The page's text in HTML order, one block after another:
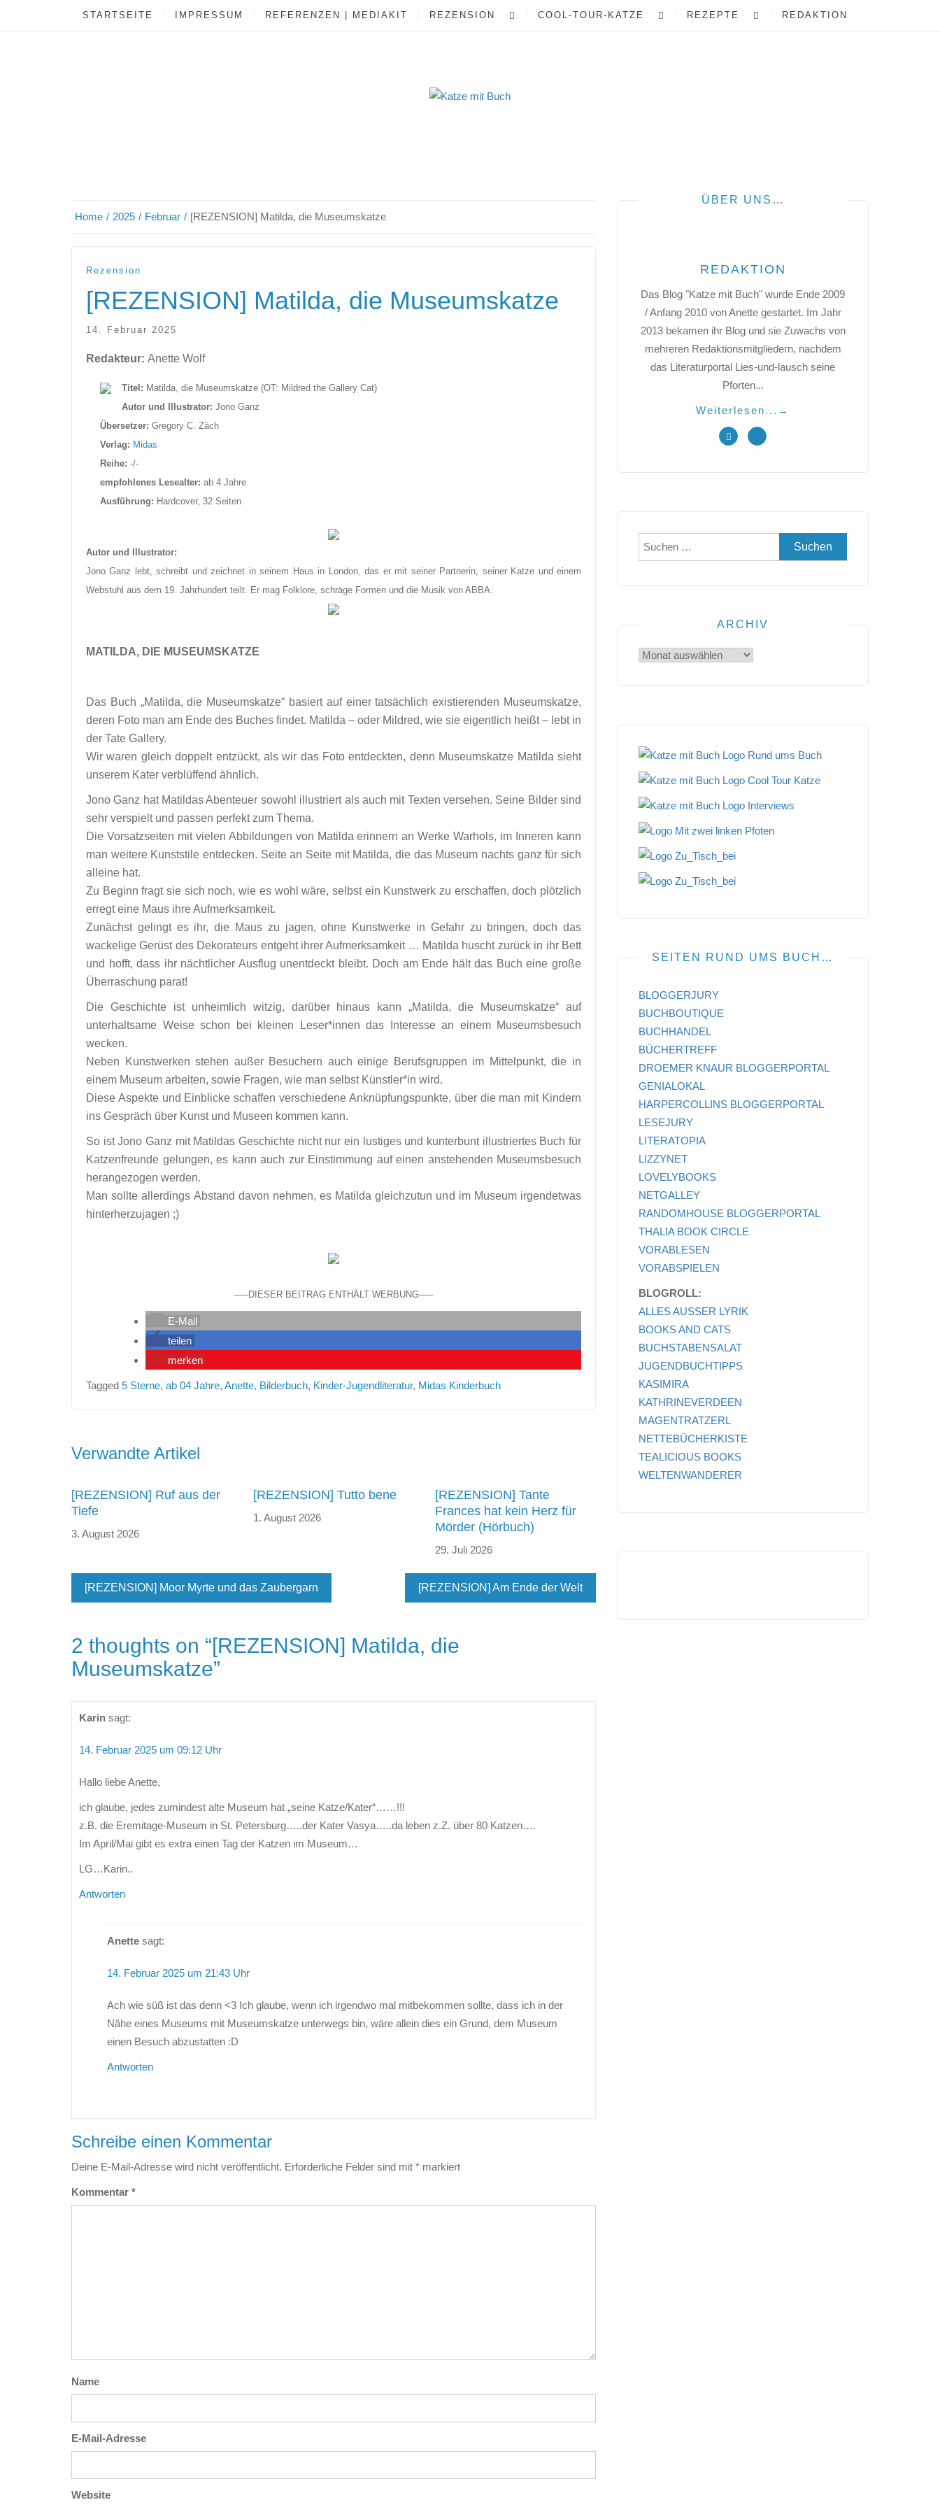
STARTSEITE IMPRESSUM REFERENZEN | MEDIAKIT REZENSION COOL-TOUR-KATZE REZEPTE REDAKTION
Home 2025 Februar [REZENSION] Matilda, die Museumskatze
Rezension
[REZENSION] Matilda, die Museumskatze
14. Februar 2025
Redakteur: Anette Wolf
Titel: Matilda, die Museumskatze (OT: Mildred the Gallery Cat)
Autor und
Illustrator: Jono Ganz
Übersetzer: Gregory C. Zäch
Verlag: Midas
Reihe: -/-
empfohlenes Lesealter: ab 4 Jahre
Ausführung: Hardcover, 32 Seiten
Autor und Illustrator:
Jono Ganz lebt, schreibt und zeichnet in seinem Haus in London, das er mit seiner Partnerin, seiner Katze und einem
Webstuhl aus dem 19. Jahrhundert teilt. Er mag Folklore, schräge Formen und die Musik von ABBA.
MATILDA, DIE MUSEUMSKATZE
Das Buch „Matilda, die Museumskatze“ basiert auf einer tatsächlich existierenden Museumskatze,
deren Foto man am Ende des Buches findet. Matilda – oder Mildred, wie sie eigentlich heißt – lebt in
der Tate Gallery.
Wir waren gleich doppelt entzückt, als wir das Foto entdeckten, denn Museumskatze Matilda sieht
unserem Kater verblüffend ähnlich.
Jono Ganz hat Matildas Abenteuer sowohl illustriert als auch mit Texten versehen. Seine Bilder sind
sehr verspielt und passen perfekt zum Thema.
Die Vorsatzseiten mit vielen Abbildungen von Matilda erinnern an Werke Warhols, im Inneren kann
man weitere Kunststile entdecken. Seite an Seite mit Matilda, die das Museum nachts ganz für sich
alleine hat.
Zu Beginn fragt sie sich noch, wie es wohl wäre, selbst ein Kunstwerk zu erschaffen, doch plötzlich
erregt eine Maus ihre Aufmerksamkeit.
Zunächst gelingt es ihr, die Maus zu jagen, ohne Kunstwerke in Gefahr zu bringen, doch das
wackelige Gerüst des Dekorateurs entgeht ihrer Aufmerksamkeit … Matilda huscht zurück in ihr Bett
und hofft, dass ihr nächtlicher Ausflug unentdeckt bleibt. Doch am Ende hält das Buch eine große
Überraschung parat!
Die Geschichte ist unheimlich witzig, darüber hinaus kann „Matilda, die Museumskatze“ auf
unterhaltsame Weise schon bei kleinen Leser*innen das Interesse an einem Museumsbesuch
wecken.
Neben Kunstwerken stehen außer Besuchern auch einige Berufsgruppen im Mittelpunkt, die in
einem Museum arbeiten, sowie Fragen, wie man selbst Künstler*in wird.
Diese Aspekte und Einblicke schaffen verschiedene Anknüpfungspunkte, über die man mit Kindern
ins Gespräch über Kunst und Museen kommen kann.
So ist Jono Ganz mit Matildas Geschichte nicht nur ein lustiges und kunterbunt illustriertes Buch für
Katzenfreunde gelungen, es kann auch zur Einstimmung auf einen anstehenden Museumsbesuch
herangezogen werden.
Man sollte allerdings Abstand davon nehmen, es Matilda gleichzutun und im Museum irgendetwas
hinterherzujagen ;)
—–DIESER BEITRAG ENTHÄLT WERBUNG—–
E-Mail
teilen
merken
Tagged 5 Sterne, ab 04 Jahre, Anette, Bilderbuch, Kinder-Jugendliteratur, Midas Kinderbuch
Verwandte Artikel
[REZENSION] Ruf aus der
Tiefe
3. August 2026
[REZENSION] Tutto bene
1. August 2026
[REZENSION] Tante
Frances hat kein Herz für
Mörder (Hörbuch)
29. Juli 2026
Beitragsnavigation
[REZENSION] Moor Myrte und das Zaubergarn [REZENSION] Am Ende der Welt
2 thoughts on “[REZENSION] Matilda, die
Museumskatze”
Karin sagt:
14. Februar 2025 um 09:12 Uhr
Hallo liebe Anette,
ich glaube, jedes zumindest alte Museum hat „seine Katze/Kater“……!!!
z.B. die Eremitage-Museum in St. Petersburg…..der Kater Vasya…..da leben z.Z. über 80 Katzen….
Im April/Mai gibt es extra einen Tag der Katzen im Museum…
LG…Karin..
Antworten
Anette sagt:
14. Februar 2025 um 21:43 Uhr
Ach wie süß ist das denn <3 Ich glaube, wenn ich irgendwo mal mitbekommen sollte, dass ich in der
Nähe eines Museums mit Museumskatze unterwegs bin, wäre allein dies ein Grund, dem Museum
einen Besuch abzustatten :D
Antworten
Schreibe einen Kommentar
Deine E-Mail-Adresse wird nicht veröffentlicht. Erforderliche Felder sind mit * markiert
Kommentar *
Name
E-Mail-Adresse
Website
ÜBER UNS…
REDAKTION
Das Blog "Katze mit Buch" wurde Ende 2009
/ Anfang 2010 von Anette gestartet. Im Jahr
2013 bekamen ihr Blog und sie Zuwachs von
mehreren Redaktionsmitgliedern, nachdem
das Literaturportal Lies-und-lausch seine
Pforten...
Weiterlesen... →
Suchen
nach:
ARCHIV
Archiv
SEITEN RUND UMS BUCH…
BLOGGERJURY
BUCHBOUTIQUE
BUCHHANDEL
BÜCHERTREFF
DROEMER KNAUR BLOGGERPORTAL
GENIALOKAL
HARPERCOLLINS BLOGGERPORTAL
LESEJURY
LITERATOPIA
LIZZYNET
LOVELYBOOKS
NETGALLEY
RANDOMHOUSE BLOGGERPORTAL
THALIA BOOK CIRCLE
VORABLESEN
VORABSPIELEN
BLOGROLL:
ALLES AUSSER LYRIK
BOOKS AND CATS
BUCHSTABENSALAT
JUGENDBUCHTIPPS
KASIMIRA
KATHRINEVERDEEN
MAGENTRATZERL
NETTEBÜCHERKISTE
TEALICIOUS BOOKS
WELTENWANDERER